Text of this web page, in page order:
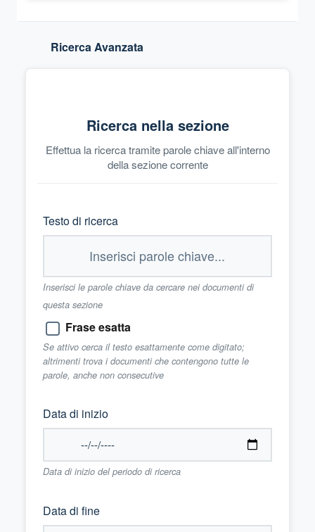
Ricerca Avanzata
Ricerca nella sezione
Effettua la ricerca tramite parole chiave all'interno
della sezione corrente
Testo di ricerca
Inserisci le parole chiave da cercare nei documenti di
questa sezione
Frase esatta
Se attivo cerca il testo esattamente come digitato;
altrimenti trova i documenti che contengono tutte le
parole, anche non consecutive
Data di inizio
Data di inizio del periodo di ricerca
Data di fine